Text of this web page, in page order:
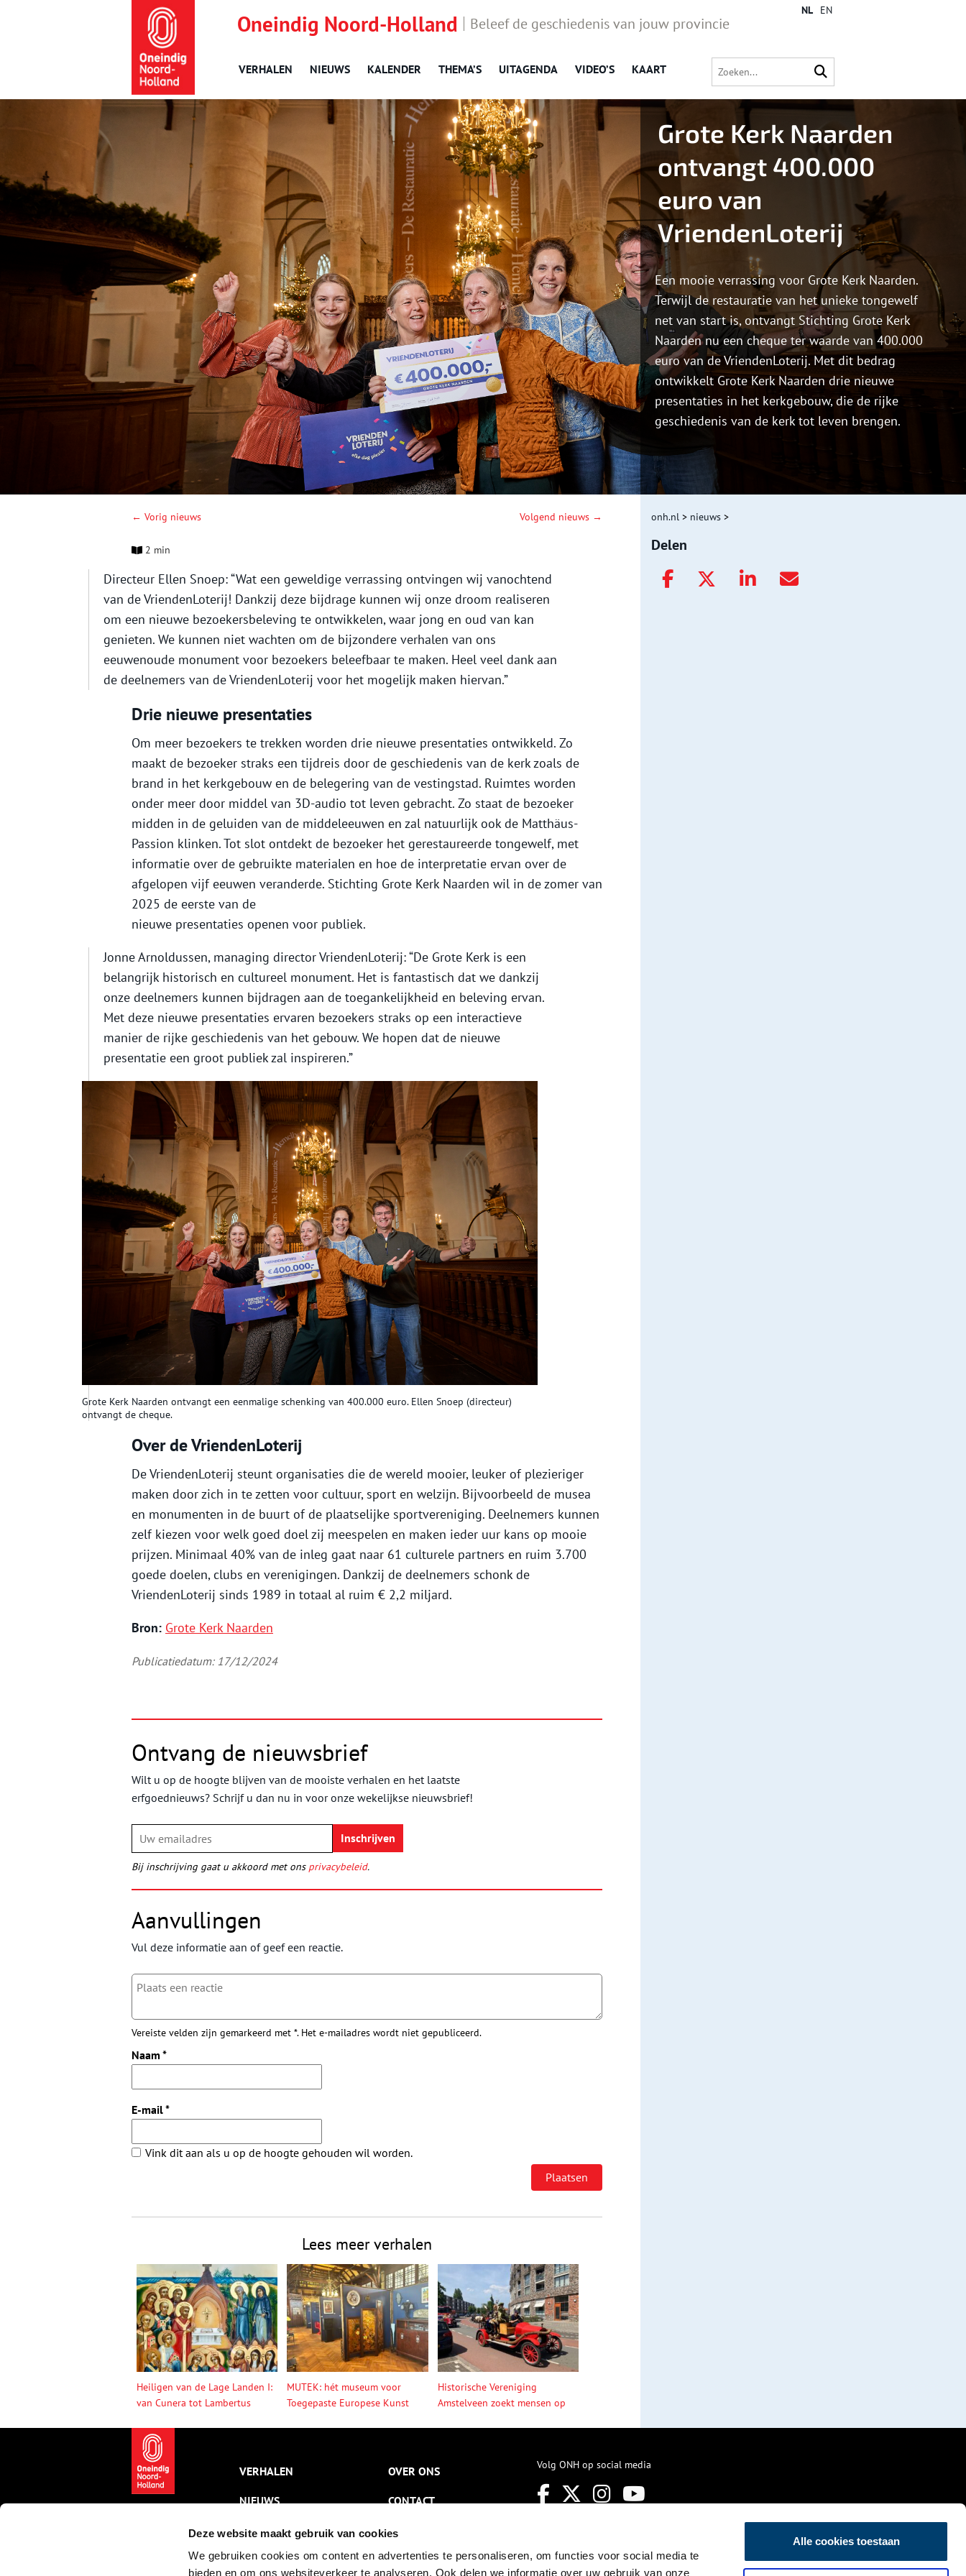
Deze website maakt gebruik van cookies
We gebruiken cookies om content en advertenties te personaliseren, om functies voor social media te
bieden en om ons websiteverkeer te analyseren. Ook delen we informatie over uw gebruik van onze
Alle cookies toestaan
Oneindig Noord-Holland Beleef de geschiedenis van jouw provincie
VERHALEN NIEUWS KALENDER THEMA’S UITAGENDA VIDEO’S KAART
NL EN
Grote Kerk Naarden
ontvangt 400.000
euro van
VriendenLoterij
Een mooie verrassing voor Grote Kerk Naarden.
Terwijl de restauratie van het unieke tongewelf
net van start is, ontvangt Stichting Grote Kerk
Naarden nu een cheque ter waarde van 400.000
euro van de VriendenLoterij. Met dit bedrag
ontwikkelt Grote Kerk Naarden drie nieuwe
presentaties in het kerkgebouw, die de rijke
geschiedenis van de kerk tot leven brengen.
← Vorig nieuws Volgend nieuws →
2 min
Directeur Ellen Snoep: “Wat een geweldige verrassing ontvingen wij vanochtend
van de VriendenLoterij! Dankzij deze bijdrage kunnen wij onze droom realiseren
om een nieuwe bezoekersbeleving te ontwikkelen, waar jong en oud van kan
genieten. We kunnen niet wachten om de bijzondere verhalen van ons
eeuwenoude monument voor bezoekers beleefbaar te maken. Heel veel dank aan
de deelnemers van de VriendenLoterij voor het mogelijk maken hiervan.”
Drie nieuwe presentaties
Om meer bezoekers te trekken worden drie nieuwe presentaties ontwikkeld. Zo
maakt de bezoeker straks een tijdreis door de geschiedenis van de kerk zoals de
brand in het kerkgebouw en de belegering van de vestingstad. Ruimtes worden
onder meer door middel van 3D-audio tot leven gebracht. Zo staat de bezoeker
midden in de geluiden van de middeleeuwen en zal natuurlijk ook de Matthäus-
Passion klinken. Tot slot ontdekt de bezoeker het gerestaureerde tongewelf, met
informatie over de gebruikte materialen en hoe de interpretatie ervan over de
afgelopen vijf eeuwen veranderde. Stichting Grote Kerk Naarden wil in de zomer van
2025 de eerste van de
nieuwe presentaties openen voor publiek.
Jonne Arnoldussen, managing director VriendenLoterij: “De Grote Kerk is een
belangrijk historisch en cultureel monument. Het is fantastisch dat we dankzij
onze deelnemers kunnen bijdragen aan de toegankelijkheid en beleving ervan.
Met deze nieuwe presentaties ervaren bezoekers straks op een interactieve
manier de rijke geschiedenis van het gebouw. We hopen dat de nieuwe
presentatie een groot publiek zal inspireren.”
Grote Kerk Naarden ontvangt een eenmalige schenking van 400.000 euro. Ellen Snoep (directeur)
ontvangt de cheque.
Over de VriendenLoterij
De VriendenLoterij steunt organisaties die de wereld mooier, leuker of plezieriger
maken door zich in te zetten voor cultuur, sport en welzijn. Bijvoorbeeld de musea
en monumenten in de buurt of de plaatselijke sportvereniging. Deelnemers kunnen
zelf kiezen voor welk goed doel zij meespelen en maken ieder uur kans op mooie
prijzen. Minimaal 40% van de inleg gaat naar 61 culturele partners en ruim 3.700
goede doelen, clubs en verenigingen. Dankzij de deelnemers schonk de
VriendenLoterij sinds 1989 in totaal al ruim € 2,2 miljard.
Bron: Grote Kerk Naarden
Publicatiedatum: 17/12/2024
Ontvang de nieuwsbrief
Wilt u op de hoogte blijven van de mooiste verhalen en het laatste
erfgoednieuws? Schrijf u dan nu in voor onze wekelijkse nieuwsbrief!
Bij inschrijving gaat u akkoord met ons privacybeleid.
Aanvullingen
Vul deze informatie aan of geef een reactie.
Vereiste velden zijn gemarkeerd met *. Het e-mailadres wordt niet gepubliceerd.
Naam *
E-mail*
Vink dit aan als u op de hoogte gehouden wil worden.
Lees meer verhalen
Heiligen van de Lage Landen I:
van Cunera tot Lambertus
MUTEK: hét museum voor
Toegepaste Europese Kunst
Historische Vereniging
Amstelveen zoekt mensen op
onh.nl > nieuws >
Delen
VERHALEN
NIEUWS
KALENDER
THEMA’S
OVER ONS
CONTACT
NIEUWSBRIEF
DISCLAIMER
Volg ONH op social media